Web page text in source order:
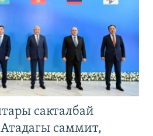
сакталбай
саммит,